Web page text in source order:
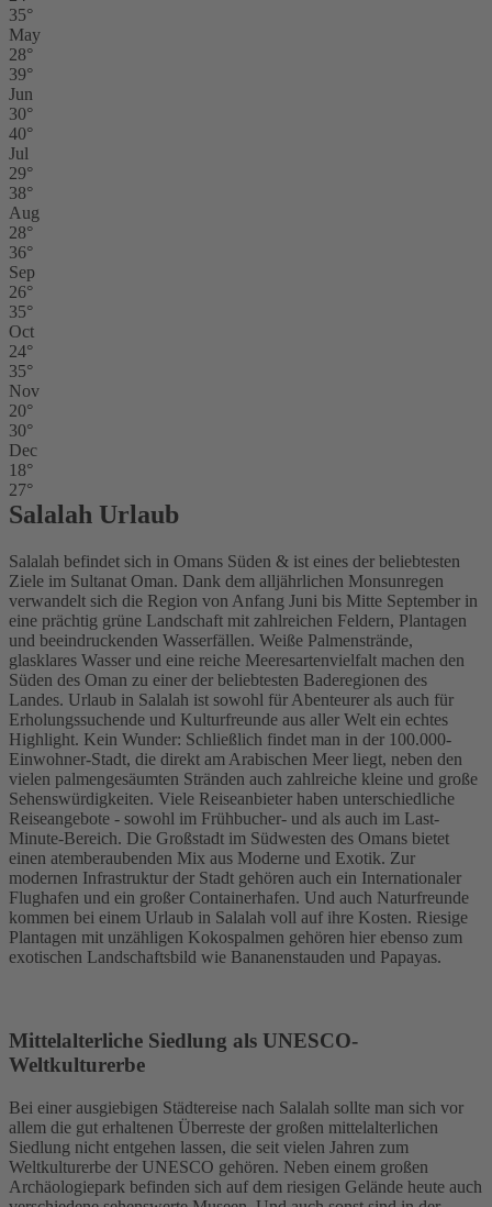
35°
May
28°
39°
Jun
30°
40°
Jul
29°
38°
Aug
28°
36°
Sep
26°
35°
Oct
24°
35°
Nov
20°
30°
Dec
18°
27°
Salalah Urlaub
Salalah befindet sich in Omans Süden & ist eines der beliebtesten
Ziele im Sultanat Oman. Dank dem alljährlichen Monsunregen
verwandelt sich die Region von Anfang Juni bis Mitte September in
eine prächtig grüne Landschaft mit zahlreichen Feldern, Plantagen
und beeindruckenden Wasserfällen. Weiße Palmenstrände,
glasklares Wasser und eine reiche Meeresartenvielfalt machen den
Süden des Oman zu einer der beliebtesten Baderegionen des
Landes. Urlaub in Salalah ist sowohl für Abenteurer als auch für
Erholungssuchende und Kulturfreunde aus aller Welt ein echtes
Highlight. Kein Wunder: Schließlich findet man in der 100.000-
Einwohner-Stadt, die direkt am Arabischen Meer liegt, neben den
vielen palmengesäumten Stränden auch zahlreiche kleine und große
Sehenswürdigkeiten. Viele Reiseanbieter haben unterschiedliche
Reiseangebote - sowohl im Frühbucher- und als auch im Last-
Minute-Bereich. Die Großstadt im Südwesten des Omans bietet
einen atemberaubenden Mix aus Moderne und Exotik. Zur
modernen Infrastruktur der Stadt gehören auch ein Internationaler
Flughafen und ein großer Containerhafen. Und auch Naturfreunde
kommen bei einem Urlaub in Salalah voll auf ihre Kosten. Riesige
Plantagen mit unzähligen Kokospalmen gehören hier ebenso zum
exotischen Landschaftsbild wie Bananenstauden und Papayas.
Mittelalterliche Siedlung als UNESCO-
Weltkulturerbe
Bei einer ausgiebigen Städtereise nach Salalah sollte man sich vor
allem die gut erhaltenen Überreste der großen mittelalterlichen
Siedlung nicht entgehen lassen, die seit vielen Jahren zum
Weltkulturerbe der UNESCO gehören. Neben einem großen
Archäologiepark befinden sich auf dem riesigen Gelände heute auch